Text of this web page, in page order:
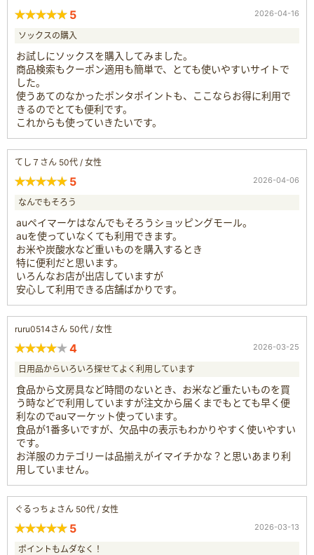
5 2026-04-16
ソックスの購入
お試しにソックスを購入してみました。
商品検索もクーポン適用も簡単で、とても使いやすいサイトで
した。
使うあてのなかったポンタポイントも、ここならお得に利用で
きるのでとても便利です。
これからも使っていきたいです。
てし７さん 50代 / 女性
5 2026-04-06
なんでもそろう
auペイマーケはなんでもそろうショッピングモール。
auを使っていなくても利用できます。
お米や炭酸水など重いものを購入するとき
特に便利だと思います。
いろんなお店が出店していますが
安心して利用できる店舗ばかりです。
ruru0514さん 50代 / 女性
4 2026-03-25
日用品からいろいろ探せてよく利用しています
食品から文房具など時間のないとき、お米など重たいものを買
う時などで利用していますが注文から届くまでもとても早く便
利なのでauマーケット使っています。
食品が1番多いですが、欠品中の表示もわかりやすく使いやすい
です。
お洋服のカテゴリーは品揃えがイマイチかな？と思いあまり利
用していません。
ぐるっちょさん 50代 / 女性
5 2026-03-13
ポイントもムダなく！